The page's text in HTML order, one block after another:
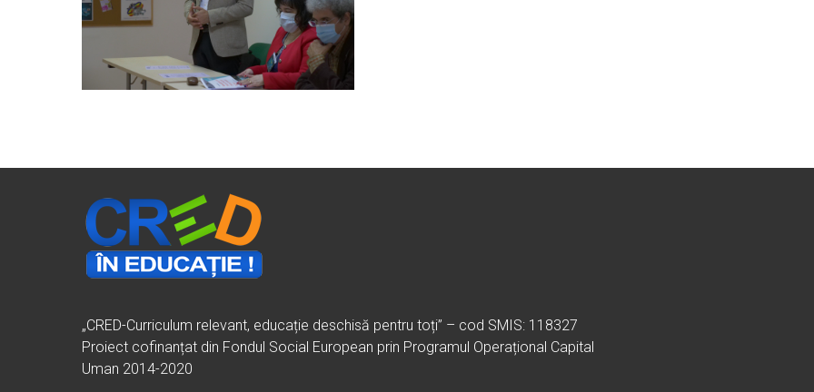
„CRED-Curriculum relevant, educație deschisă pentru toți” – cod SMIS: 118327
Proiect cofinanțat din Fondul Social European prin Programul Operațional Capital
Uman 2014-2020